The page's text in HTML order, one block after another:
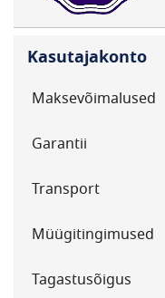
Kasutajakonto
Maksevõimalused
Garantii
Transport
Müügitingimused
Tagastusõigus